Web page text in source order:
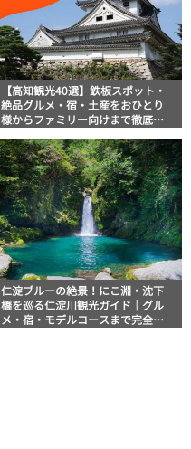
【高知観光40選】鉄板スポット・
絶品グルメ・宿・土産をおひとり
様からファミリー向けまで徹底解
仁淀ブルーの絶景！にこ淵・沈下
橋を巡る仁淀川観光ガイド｜グル
メ・宿・モデルコースまで完全網